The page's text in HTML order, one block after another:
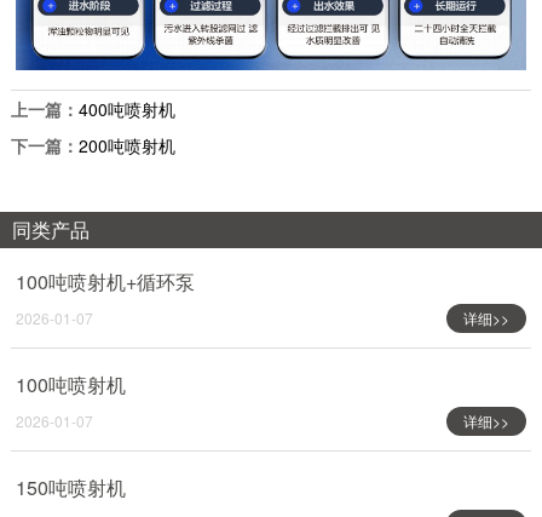
上一篇： 400吨喷射机
下一篇： 200吨喷射机
同类产品
100吨喷射机+循环泵
2026-01-07 详细>>
100吨喷射机
2026-01-07 详细>>
150吨喷射机